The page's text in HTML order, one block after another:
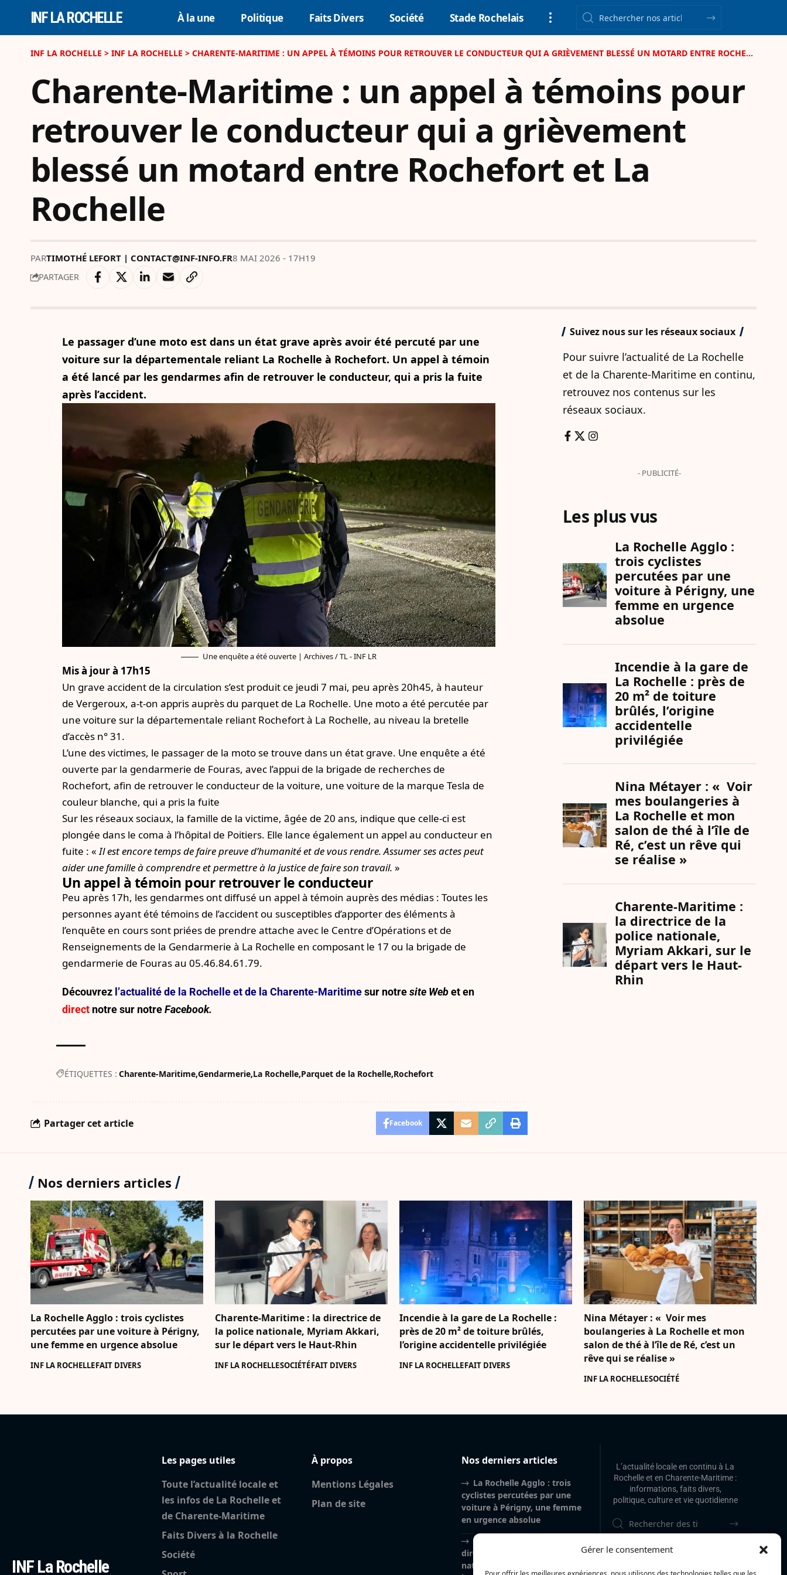
Gérer le consentement
INF LA ROCHELLE À la une Politique Faits Divers Société Stade Rochelais
INF LA ROCHELLE > INF LA ROCHELLE > CHARENTE-MARITIME : UN APPEL À TÉMOINS POUR RETROUVER LE CONDUCTEUR QUI A GRIÈVEMENT BLESSÉ UN MOTARD ENTRE ROCHEFORT ET LA ROCHELLE
Charente-Maritime : un appel à témoins pour
retrouver le conducteur qui a grièvement
blessé un motard entre Rochefort et La
Rochelle
PARTIMOTHÉ LEFORT | CONTACT@INF-INFO.FR8 MAI 2026 - 17H19
PARTAGER
Le passager d’une moto est dans un état grave après avoir été percuté par une
voiture sur la départementale reliant La Rochelle à Rochefort. Un appel à témoin
a été lancé par les gendarmes afin de retrouver le conducteur, qui a pris la fuite
après l’accident.
Une enquête a été ouverte | Archives / TL - INF LR
Mis à jour à 17h15
Un grave accident de la circulation s’est produit ce jeudi 7 mai, peu après 20h45, à hauteur
de Vergeroux, a-t-on appris auprès du parquet de La Rochelle. Une moto a été percutée par
une voiture sur la départementale reliant Rochefort à La Rochelle, au niveau la bretelle
d’accès n° 31.
L’une des victimes, le passager de la moto se trouve dans un état grave. Une enquête a été
ouverte par la gendarmerie de Fouras, avec l’appui de la brigade de recherches de
Rochefort, afin de retrouver le conducteur de la voiture, une voiture de la marque Tesla de
couleur blanche, qui a pris la fuite
Sur les réseaux sociaux, la famille de la victime, âgée de 20 ans, indique que celle-ci est
plongée dans le coma à l’hôpital de Poitiers. Elle lance également un appel au conducteur en
fuite : «Il est encore temps de faire preuve d’humanité et de vous rendre. Assumer ses actes peut
aider une famille à comprendre et permettre à la justice de faire son travail. »
Un appel à témoin pour retrouver le conducteur
Peu après 17h, les gendarmes ont diffusé un appel à témoin auprès des médias : Toutes les
personnes ayant été témoins de l’accident ou susceptibles d’apporter des éléments à
l’enquête en cours sont priées de prendre attache avec le Centre d’Opérations et de
Renseignements de la Gendarmerie à La Rochelle en composant le 17 ou la brigade de
gendarmerie de Fouras au 05.46.84.61.79.
Découvrez l’actualité de la Rochelle et de la Charente-Maritimesur notresite Webet en
direct notre sur notre Facebook.
ÉTIQUETTES : Charente-Maritime Gendarmerie La Rochelle Parquet de la Rochelle Rochefort
Partager cet article Facebook
Suivez nous sur les réseaux sociaux
Pour suivre l’actualité de La Rochelle
et de la Charente-Maritime en continu,
retrouvez nos contenus sur les
réseaux sociaux.
- PUBLICITÉ-
Les plus vus
Nos derniers articles
La Rochelle Agglo : trois cyclistes
percutées par une voiture à Périgny,
une femme en urgence absolue
INF LA ROCHELLEFAIT DIVERS
Charente-Maritime : la directrice de
la police nationale, Myriam Akkari,
sur le départ vers le Haut-Rhin
INF LA ROCHELLESOCIÉTÉFAIT DIVERS
Incendie à la gare de La Rochelle :
près de 20 m² de toiture brûlés,
l’origine accidentelle privilégiée
INF LA ROCHELLEFAIT DIVERS
Nina Métayer : « Voir mes
boulangeries à La Rochelle et mon
salon de thé à l’île de Ré, c’est un
rêve qui se réalise »
INF LA ROCHELLESOCIÉTÉ
INF La Rochelle
Les pages utiles
Toute l’actualité locale et
les infos de La Rochelle et
de Charente-Maritime
Faits Divers à la Rochelle
Société
À propos
Mentions Légales
Plan de site
Nos derniers articles
La Rochelle Agglo : trois
cyclistes percutées par une
voiture à Périgny, une femme
en urgence absolue
Charente-Maritime : la
directrice de la police
nationale, Myriam Akkari, sur
L’actualité locale en continu à La
Rochelle et en Charente-Maritime :
informations, faits divers,
politique, culture et vie quotidienne